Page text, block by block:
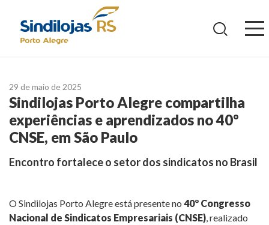
29 de maio de 2025
Sindilojas Porto Alegre compartilha
experiências e aprendizados no 40º
CNSE, em São Paulo
Encontro fortalece o setor dos sindicatos no Brasil
O Sindilojas Porto Alegre está presente no 40º Congresso
Nacional de Sindicatos Empresariais (CNSE), realizado